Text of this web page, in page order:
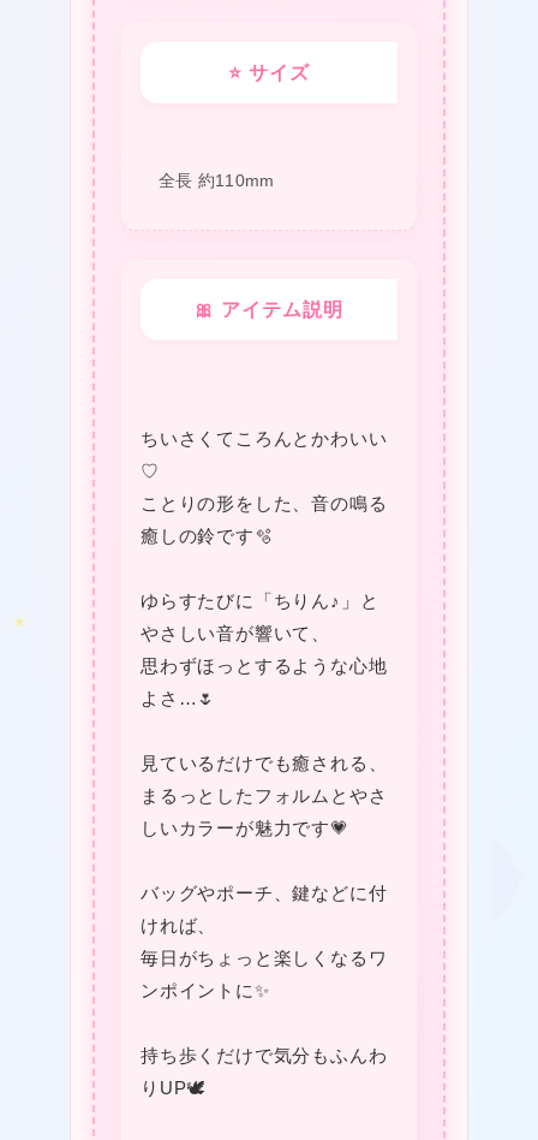
⭐ サイズ
全長 約110mm
🎀 アイテム説明
ちいさくてころんとかわいい
♡
ことりの形をした、音の鳴る
癒しの鈴です🫧
ゆらすたびに「ちりん♪」と
やさしい音が響いて、
思わずほっとするような心地
よさ…🌷
見ているだけでも癒される、
まるっとしたフォルムとやさ
しいカラーが魅力です💗
バッグやポーチ、鍵などに付
ければ、
毎日がちょっと楽しくなるワ
ンポイントに✨
持ち歩くだけで気分もふんわ
りUP🕊️
★